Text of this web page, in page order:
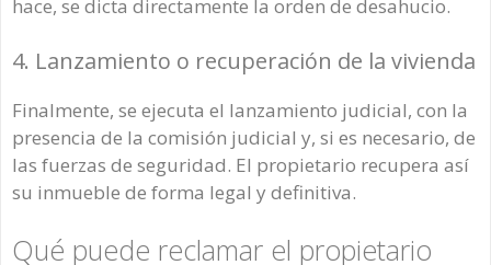
hace, se dicta directamente la orden de desahucio.
4. Lanzamiento o recuperación de la vivienda
Finalmente, se ejecuta el lanzamiento judicial, con la
presencia de la comisión judicial y, si es necesario, de
las fuerzas de seguridad. El propietario recupera así
su inmueble de forma legal y definitiva.
Qué puede reclamar el propietario